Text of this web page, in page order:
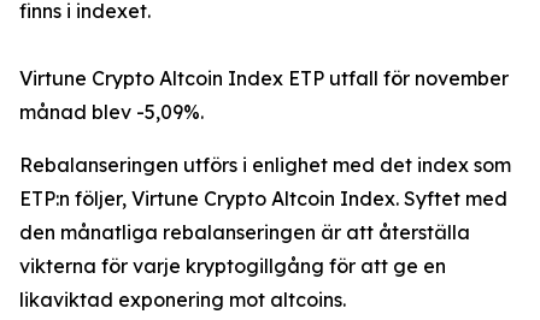
finns i indexet.
Virtune Crypto Altcoin Index ETP utfall för november
månad blev -5,09%.
Rebalanseringen utförs i enlighet med det index som
ETP:n följer, Virtune Crypto Altcoin Index. Syftet med
den månatliga rebalanseringen är att återställa
vikterna för varje kryptogillgång för att ge en
likaviktad exponering mot altcoins.